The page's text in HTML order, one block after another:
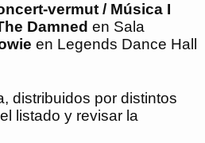
vermut / Música I
Damned en Sala
en Legends Dance Hall
distribuidos por distintos
listado y revisar la